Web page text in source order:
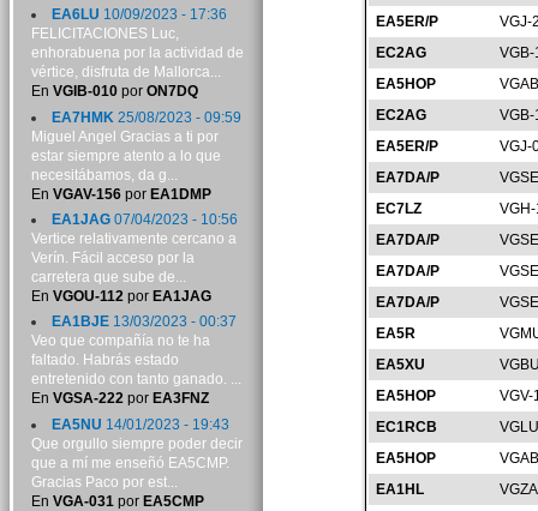
EA5ER/P
VGJ-
EC2AG
EA5HOP
EC2AG
VGB-
EA5ER/P
VGJ-
EA7DA/P
EC7LZ
EA7DA/P
EA7DA/P
EA7DA/P
EA5R
EA5XU
EA5HOP
VGV-
EC1RCB
EA5HOP
EA1HL
EA6LU 10/09/2023 - 17:36
FELICITACIONES Luc,
enhorabuena por la actividad de
vértice, disfruta de Mallorca...
En VGIB-010por ON7DQ
EA7HMK 25/08/2023 - 09:59
Miguel Angel Gracias a ti por
estar siempre atento a lo que
necesitábamos, da g...
En VGAV-156por EA1DMP
EA1JAG07/04/2023 - 10:56
Vertice relativamente cercano a
Verín. Fácil acceso por la
carretera que sube de...
En VGOU-112por EA1JAG
EA1BJE13/03/2023 - 00:37
Veo que compañía no te ha
faltado. Habrás estado
entretenido con tanto ganado. ...
En VGSA-222por EA3FNZ
EA5NU 14/01/2023 - 19:43
Que orgullo siempre poder decir
que a mí me enseñó EA5CMP.
Gracias Paco por est...
En VGA-031 por EA5CMP